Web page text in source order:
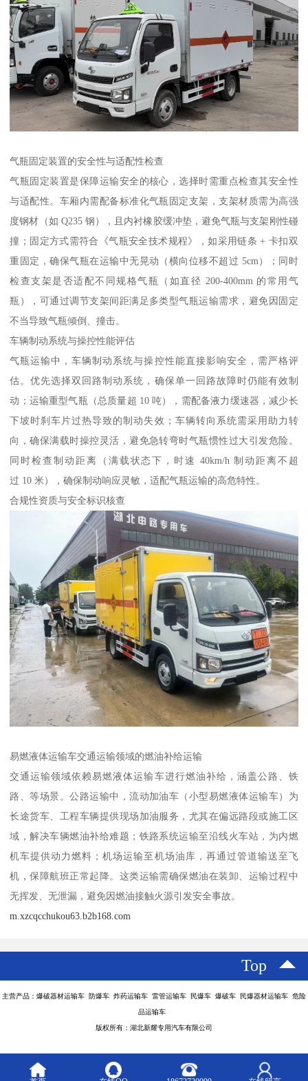
气瓶固定装置的安全性与适配性检查​
气瓶固定装置是保障运输安全的核心，选择时需重点检查其安全性
与适配性。车厢内需配备标准化气瓶固定支架，支架材质需为高强
度钢材（如 Q235 钢），且内衬橡胶缓冲垫，避免气瓶与支架刚性碰
撞；固定方式需符合《气瓶安全技术规程》，如采用链条 + 卡扣双
重固定，确保气瓶在运输中无晃动（横向位移不超过 5cm）；同时
检查支架是否适配不同规格气瓶（如直径 200-400mm 的常用气
瓶），可通过调节支架间距满足多类型气瓶运输需求，避免因固定
不当导致气瓶倾倒、撞击。​
车辆制动系统与操控性能评估​
气瓶运输中，车辆制动系统与操控性能直接影响安全，需严格评
估。优先选择双回路制动系统，确保单一回路故障时仍能有效制
动；运输重型气瓶（总质量超 10 吨），需配备液力缓速器，减少长
下坡时刹车片过热导致的制动失效；车辆转向系统需采用助力转
向，确保满载时操控灵活，避免急转弯时气瓶惯性过大引发危险。
同时检查制动距离（满载状态下，时速 40km/h 制动距离不超
过 10 米），确保制动响应灵敏，适配气瓶运输的高危特性。​
合规性资质与安全标识核查​
易燃液体运输车交通运输领域的燃油补给运输​
交通运输领域依赖易燃液体运输车进行燃油补给，涵盖公路、铁
路、等场景。公路运输中，流动加油车（小型易燃液体运输车）为
长途货车、工程车辆提供现场加油服务，尤其在偏远路段或施工区
域，解决车辆燃油补给难题；铁路系统运输至沿线火车站，为内燃
机车提供动力燃料；机场运输至机场油库，再通过管道输送至飞
机，保障航班正常起降。这类运输需确保燃油在装卸、运输过程中
无挥发、无泄漏，避免因燃油接触火源引发安全事故。​
m.xzcqcchukou63.b2b168.com
Top
主营产品：爆破器材运输车 防爆车 炸药运输车 雷管运输车 民爆车 爆破车 民爆器材运输车 危险
品运输车
版权所有：湖北新耀专用汽车有限公司